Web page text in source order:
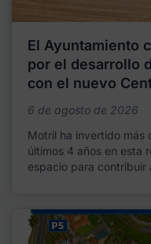
El Ayuntamiento
por el desarrollo
con el nuevo
6 de agosto de 2026
Motril ha invertido más
últimos 4 años en esta
espacio para contribuir